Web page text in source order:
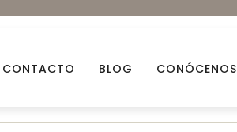
CONTACTO BLOG CONÓCENOS